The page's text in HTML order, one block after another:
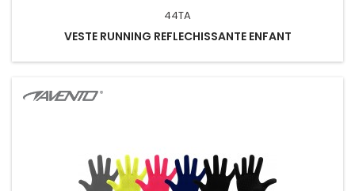
44TA
VESTE RUNNING REFLECHISSANTE ENFANT